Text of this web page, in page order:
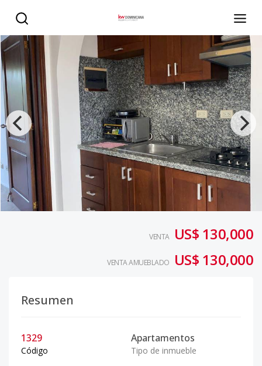
VENTA US$ 130,000
VENTA AMUEBLADO US$ 130,000
Resumen
1329
Código
Apartamentos
Tipo de inmueble